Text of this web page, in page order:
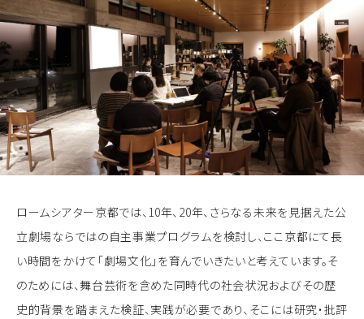
ロームシアター京都では、10年、20年、さらなる未来を見据えた公
立劇場ならではの自主事業プログラムを検討し、ここ京都にて長
い時間をかけて「劇場文化」を育んでいきたいと考えています。そ
のためには、舞台芸術を含めた同時代の社会状況およびその歴
史的背景を踏まえた検証、実践が必要であり、そこには研究・批評